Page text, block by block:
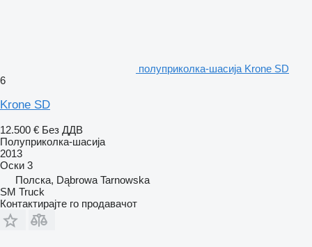
полуприколка-шасија Krone SD
6
Krone SD
12.500 € Без ДДВ
Полуприколка-шасија
2013
Оски 3
Полска, Dąbrowa Tarnowska
SM Truck
Контактирајте го продавачот